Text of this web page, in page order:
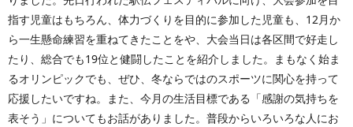
指す児童はもちろん、体力づくりを目的に参加した児童も、12月か
ら一生懸命練習を重ねてきたことをや、大会当日は各区間で好走し
たり、総合でも19位と健闘したことを紹介しました。まもなく始ま
るオリンピックでも、ぜひ、冬ならではのスポーツに関心を持って
応援したいですね。また、今月の生活目標である「感謝の気持ちを
表そう」についてもお話がありました。普段からいろいろな人にお